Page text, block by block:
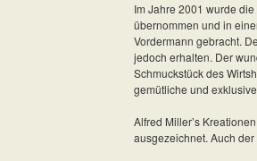
Im Jahre 2001 wurde
übernommen und in
Vordermann gebracht.
jedoch erhalten. Der
Schmuckstück des
gemütliche und
Alfred Miller’s
ausgezeichnet. Auch